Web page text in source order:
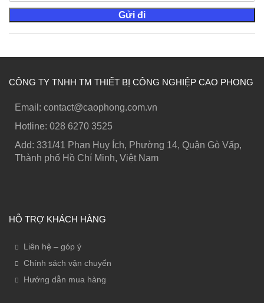
CÔNG TY TNHH TM THIẾT BỊ CÔNG NGHIỆP CAO PHONG
Email: contact@caophong.com.vn
Hotline: ‭028 6270 3525
Add: 331/41 Phan Huy Ích, Phường 14, Quận Gò Vấp,
Thành phố Hồ Chí Minh, Việt Nam
HỖ TRỢ KHÁCH HÀNG
Liên hệ – góp ý
Chính sách vận chuyển
Hướng dẫn mua hàng